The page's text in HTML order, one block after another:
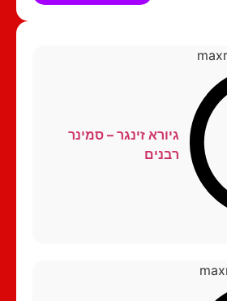
גיורא זינגר – סמינר
רבנים